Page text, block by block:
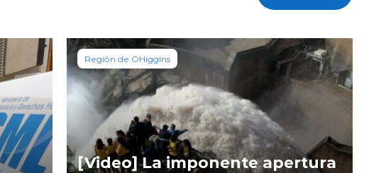
Región de OHiggins
[Video] La imponente apertura